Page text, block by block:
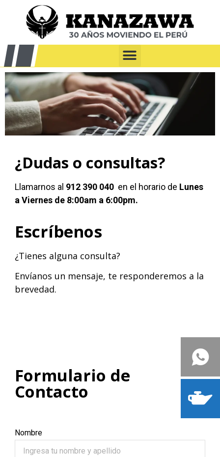
¿Dudas o consultas?
Llamarnos al 912 390 040 en el horario de Lunes
a Viernes de 8:00am a 6:00pm.
Escríbenos
¿Tienes alguna consulta?
Envíanos un mensaje, te responderemos a la
brevedad.
Formulario de
Contacto
Nombre